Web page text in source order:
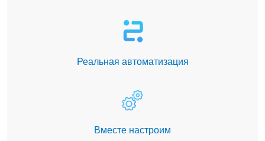
Реальная автоматизация
Вместе настроим